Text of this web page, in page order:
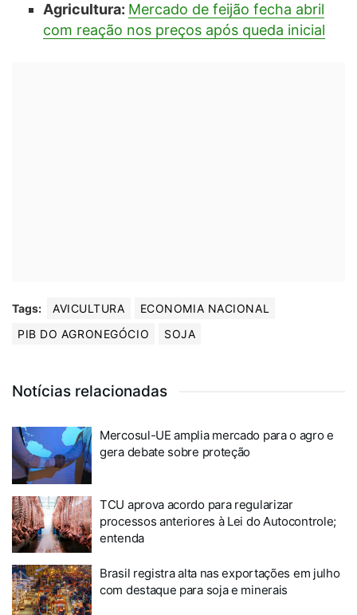
Agricultura: Mercado de feijão fecha abril
com reação nos preços após queda inicial
Tags: AVICULTURA
ECONOMIA NACIONAL
PIB DO AGRONEGÓCIO
SOJA
Notícias relacionadas
Mercosul-UE amplia mercado para o agro e
gera debate sobre proteção
TCU aprova acordo para regularizar
processos anteriores à Lei do Autocontrole;
entenda
Brasil registra alta nas exportações em julho
com destaque para soja e minerais